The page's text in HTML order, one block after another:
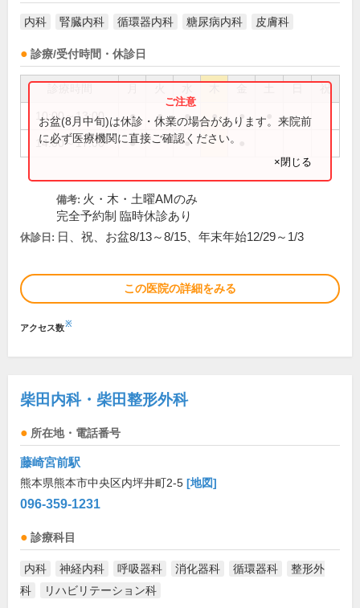
内科 腎臓内科 循環器内科 糖尿病内科 皮膚科
診療/受付時間・休診日
祝
10:00～13:00 ● ● ● ● ●
14:00～17:00 ● ●
お盆(8月中旬)は休診・休業の場合があります。来院前
に必ず医療機関に直接ご確認ください。
×閉じる
備考: 火・木・土曜AMのみ
完全予約制 臨時休診あり
休診日: 日、祝、お盆8/13～8/15、年末年始12/29～1/3
この医院の詳細をみる
アクセス数※
柴田内科・柴田整形外科
所在地・電話番号
藤崎宮前駅
熊本県熊本市中央区内坪井町2-5 [地図]
096-359-1231
診療科目
内科 神経内科 呼吸器科 消化器科 循環器科
整形外
科
リハビリテーション科